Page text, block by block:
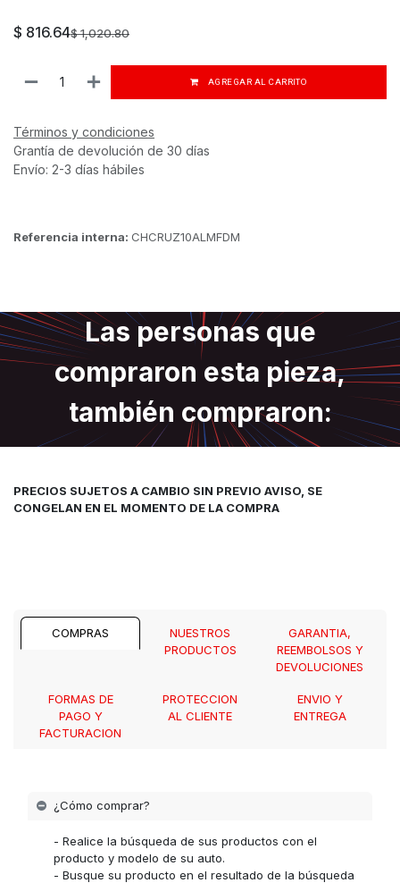
$ 816.64$1,020.80
AGREGAR AL CARRITO
Términos y condiciones
Grantía de devolución de 30 días
Envío: 2-3 días hábiles
Referencia interna: CHCRUZ10ALMFDM
Las personas que
compraron esta pieza,
también compraron:
PRECIOS SUJETOS A CAMBIO SIN PREVIO AVISO, SE
CONGELAN EN EL MOMENTO DE LA COMPRA
COMPRAS
NUESTROS
PRODUCTOS
GARANTIA,
REEMBOLSOS Y
DEVOLUCIONES
FORMAS DE
PAGO Y
FACTURACION
PROTECCION
AL CLIENTE
ENVIO Y
ENTREGA
¿Cómo comprar?
- Realice la búsqueda de sus productos con el
producto y modelo de su auto.
- Busque su producto en el resultado de la búsqueda